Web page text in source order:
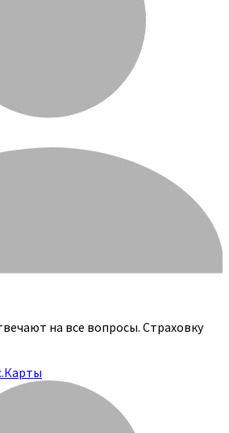
на все вопросы. Страховку